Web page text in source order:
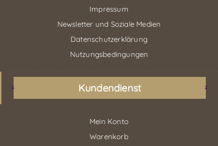
Impressum
Newsletter und Soziale Medien
Datenschutzerklärung
Nutzungsbedingungen
Kundendienst
Mein Konto
Warenkorb